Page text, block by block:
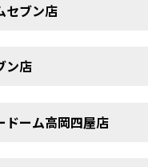
セブン店
ン店
ドーム高岡四屋店